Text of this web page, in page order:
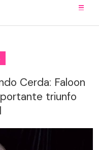
Cerda: Faloon
triunfo